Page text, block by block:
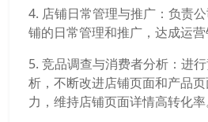
4. 店铺日常管理与推广：负责
铺的日常管理和推广，达成运营
5. 竞品调查与消费者分析：进
析，不断改进店铺页面和产品
力，维持店铺页面详情高转化率